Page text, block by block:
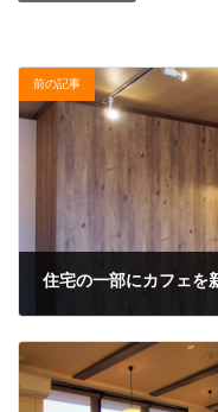
前の記事
住宅の一部にカフェを